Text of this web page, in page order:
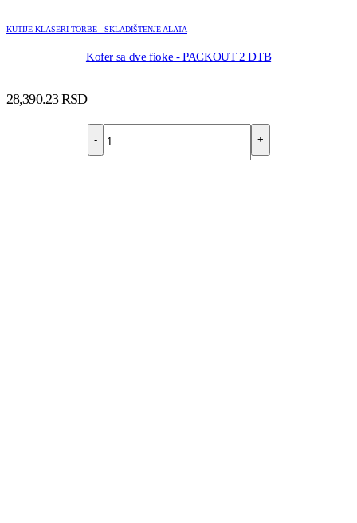
KUTIJE KLASERI TORBE - SKLADIŠTENJE ALATA
Kofer sa dve fioke - PACKOUT 2 DTB
28,390.23RSD
- +